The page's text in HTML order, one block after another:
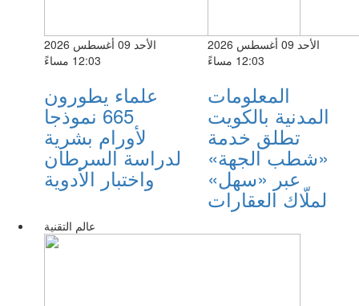
الأحد 09 أغسطس 2026
12:03 مساءً
علماء يطورون
665 نموذجا
لأورام بشرية
لدراسة السرطان
واختبار الأدوية
الأحد 09 أغسطس 2026
12:03 مساءً
المعلومات
المدنية بالكويت
تطلق خدمة
«شطب الجهة»
عبر «سهل»
لملّاك العقارات
عالم التقنية